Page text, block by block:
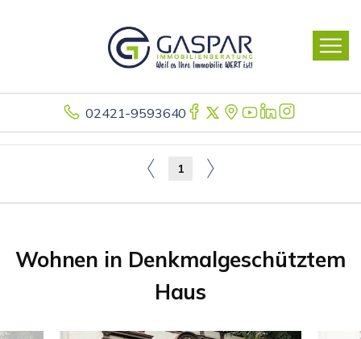
02421-9593640
1
Wohnen in Denkmalgeschütztem
Haus